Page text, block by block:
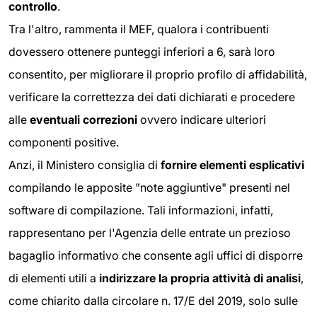
controllo.
Tra l'altro, rammenta il MEF, qualora i contribuenti
dovessero ottenere punteggi inferiori a 6, sarà loro
consentito, per migliorare il proprio profilo di affidabilità,
verificare la correttezza dei dati dichiarati e procedere
alle eventuali correzioni ovvero indicare ulteriori
componenti positive.
Anzi, il Ministero consiglia di fornire elementi esplicativi
compilando le apposite "note aggiuntive" presenti nel
software di compilazione. Tali informazioni, infatti,
rappresentano per l'Agenzia delle entrate un prezioso
bagaglio informativo che consente agli uffici di disporre
di elementi utili a indirizzare la propria attività di analisi,
come chiarito dalla circolare n. 17/E del 2019, solo sulle